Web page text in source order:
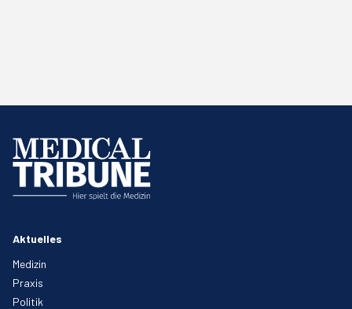
Aktuelles
Medizin
Praxis
Politik